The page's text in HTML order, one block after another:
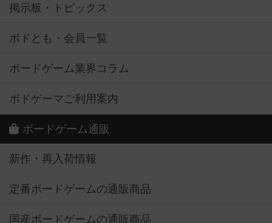
掲示板・トピックス
ボドとも・会員一覧
ボードゲーム業界コラム
ボドゲーマご利用案内
ボードゲーム通販
新作・再入荷情報
定番ボードゲームの通販商品
国産ボードゲームの通販商品